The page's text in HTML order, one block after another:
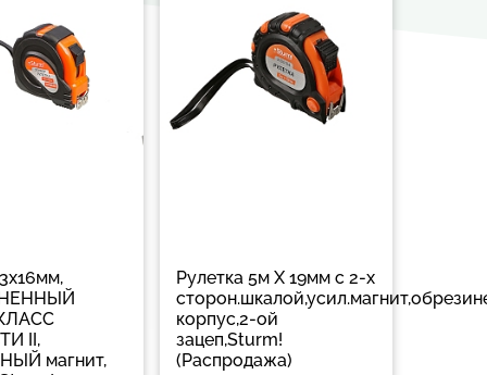
vologda@rusles-35.ru
+7 (921) 601-24-24
d0ski@rusles-35.ru
II,
магнит,
Рулетка 5м Х 19мм с 2-х
корпус,2-ой
зацеп,Sturm!
(Распродажа)